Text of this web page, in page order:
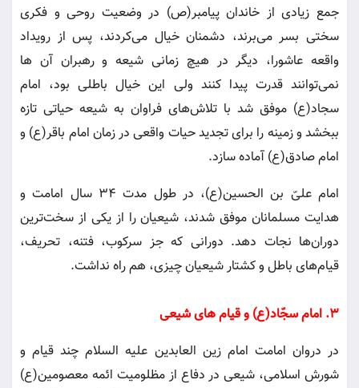
جمع زیادی از خاندان پیامبر(ص) در وضعیت روحی و فکری
سختی بسر می‌برند، دشمنان خیال می‌کردند، پس از رویداد
واقعه عاشورا، دیگر در هیچ زمانی شیعه و رهبران آن ها
نمی‌توانند قدرت پیدا کنند ولی این خیال باطلی بود، امام
سجاد(ع) موفق شد با تلاش‌های فراوان به شیعه حیاتی تازه
ببخشد و زمینه را برای تجدید حیات واقعی در زمان امام باقر(ع) و
امام صادق(ع) آماده سازد.
امام علیّ بن الحسین(ع)، در طول مدت 34 سال امامت و
هدایت مسلمانان موفق شدند، شیعیان را از یکی از سخت‌ترین
دوران‌ها نجات دهد. دورانی که جز سرکوب، فتنه، تحریف،
قیام‌های باطل و کشتار شیعیان چیزی، هم راه نداشت.
3. امام سجّاد(ع) و قیام های شیعی
در دروان امامت امام زین العابدین علیه السلام چند قیام و
شورش اسلامی، شیعی در دفاع از مظلومیت ائمه معصومین(ع)